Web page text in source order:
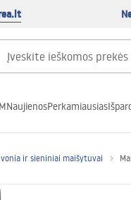
NaujienosPerkamiausias
ir sieniniai maišytuvai